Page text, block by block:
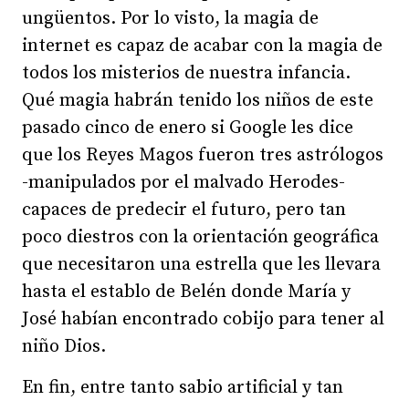
ungüentos. Por lo visto, la magia de
internet es capaz de acabar con la magia de
todos los misterios de nuestra infancia.
Qué magia habrán tenido los niños de este
pasado cinco de enero si Google les dice
que los Reyes Magos fueron tres astrólogos
-manipulados por el malvado Herodes-
capaces de predecir el futuro, pero tan
poco diestros con la orientación geográfica
que necesitaron una estrella que les llevara
hasta el establo de Belén donde María y
José habían encontrado cobijo para tener al
niño Dios.
En fin, entre tanto sabio artificial y tan